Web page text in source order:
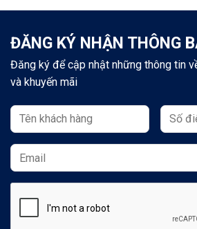
ĐĂNG KÝ NHẬN THÔNG
Đăng ký để cập nhật những thông tin
và khuyến mãi